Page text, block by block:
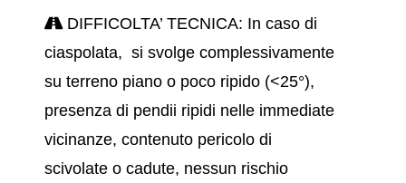
DIFFICOLTA’ TECNICA: In caso di
ciaspolata, si svolge complessivamente
su terreno piano o poco ripido (<25°),
presenza di pendii ripidi nelle immediate
vicinanze, contenuto pericolo di
scivolate o cadute, nessun rischio